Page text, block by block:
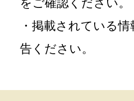
をご確認ください。
・掲載されている
告ください。